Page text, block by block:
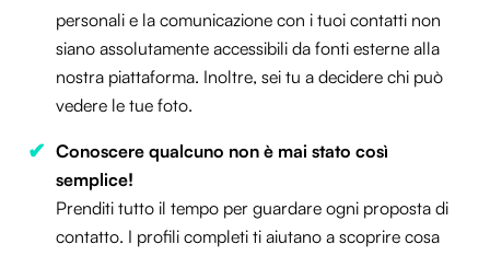
personali e la comunicazione con i tuoi contatti non
siano assolutamente accessibili da fonti esterne alla
nostra piattaforma. Inoltre, sei tu a decidere chi può
vedere le tue foto.
Conoscere qualcuno non è mai stato così
semplice!
Prenditi tutto il tempo per guardare ogni proposta di
contatto. I profili completi ti aiutano a scoprire cosa